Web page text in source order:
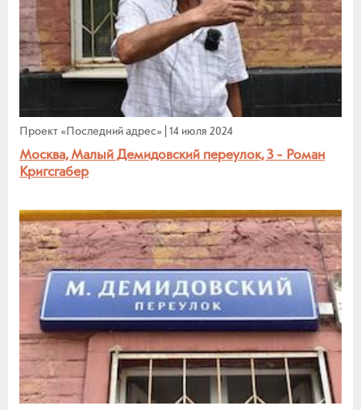
Проект «Последний адрес» 14 июля 2024
Москва, Малый Демидовский переулок, 3 - Роман
Кригсгабер